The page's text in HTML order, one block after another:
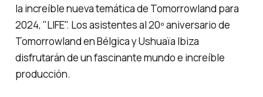
la increíble nueva temática de Tomorrowland para
2024, "LIFE". Los asistentes al 20º aniversario de
Tomorrowland en Bélgica y Ushuaïa Ibiza
disfrutarán de un fascinante mundo e increíble
producción.